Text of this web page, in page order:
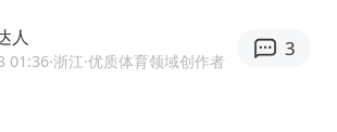
刘国正说向鹏打得很窝囊
我国外贸延续良好增长态势
人
01:36·浙江·优质体育领域创作者
3